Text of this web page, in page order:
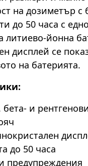
на дозиметър с
до 50 часа с
литиево-йонна
дисплей се
на батерията.
и
до 50 часа
предупреждения